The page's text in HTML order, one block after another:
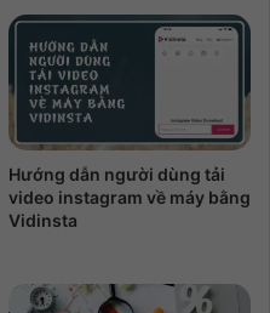
Hướng dẫn người dùng tải
video instagram về máy bằng
Vidinsta